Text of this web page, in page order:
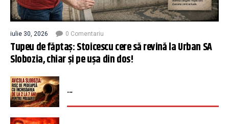
iulie 30, 2026 0 Comentariu
Tupeu de făptaș: Stoicescu cere să revină la Urban SA
Slobozia, chiar și pe ușa din dos!
...